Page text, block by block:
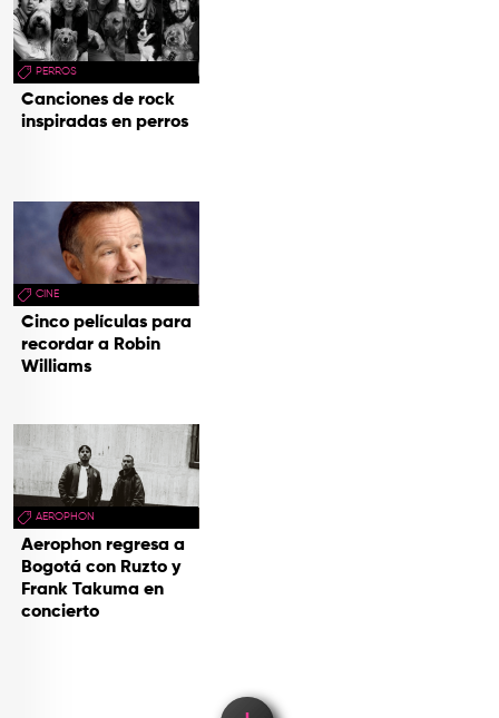
PERROS
Canciones de rock
inspiradas en perros
CINE
Cinco películas para
recordar a Robin
Williams
AEROPHON
Aerophon regresa a
Bogotá con Ruzto y
Frank Takuma en
concierto